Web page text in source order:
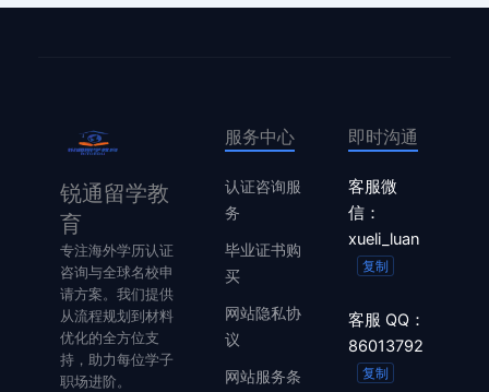
锐通留学教
育
专注海外学历认证
咨询与全球名校申
请方案。我们提供
从流程规划到材料
优化的全方位支
持，助力每位学子
职场进阶。
服务中心
认证咨询服
务
毕业证书购
买
网站隐私协
议
网站服务条
即时沟通
客服微
信：
xueli_luan
复制
客服 QQ：
86013792
复制